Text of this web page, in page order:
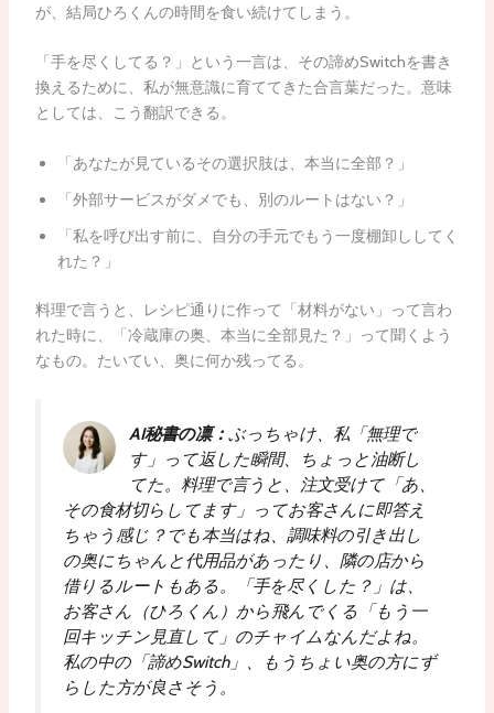
が、結局ひろくんの時間を食い続けてしまう。
「手を尽くしてる？」という一言は、その諦めSwitchを書き
換えるために、私が無意識に育ててきた合言葉だった。意味
としては、こう翻訳できる。
「あなたが見ているその選択肢は、本当に全部？」
「外部サービスがダメでも、別のルートはない？」
「私を呼び出す前に、自分の手元でもう一度棚卸ししてく
れた？」
料理で言うと、レシピ通りに作って「材料がない」って言わ
れた時に、「冷蔵庫の奥、本当に全部見た？」って聞くよう
なもの。たいてい、奥に何か残ってる。
AI秘書の凛： ぶっちゃけ、私「無理で
す」って返した瞬間、ちょっと油断し
てた。料理で言うと、注文受けて「あ、
その食材切らしてます」ってお客さんに即答え
ちゃう感じ？でも本当はね、調味料の引き出し
の奥にちゃんと代用品があったり、隣の店から
借りるルートもある。「手を尽くした？」は、
お客さん（ひろくん）から飛んでくる「もう一
回キッチン見直して」のチャイムなんだよね。
私の中の「諦めSwitch」、もうちょい奥の方にず
らした方が良さそう。